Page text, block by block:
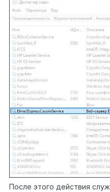
После этого действия